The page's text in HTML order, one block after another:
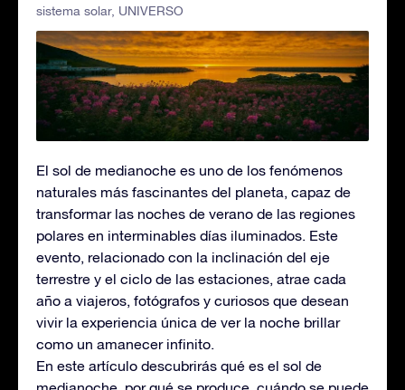
sistema solar, UNIVERSO
El sol de medianoche es uno de los fenómenos
naturales más fascinantes del planeta, capaz de
transformar las noches de verano de las regiones
polares en interminables días iluminados. Este
evento, relacionado con la inclinación del eje
terrestre y el ciclo de las estaciones, atrae cada
año a viajeros, fotógrafos y curiosos que desean
vivir la experiencia única de ver la noche brillar
como un amanecer infinito.
En este artículo descubrirás qué es el sol de